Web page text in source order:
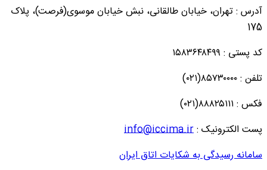
آدرس : تهران، خیابان طالقانی، نبش خیابان موسوی(فرصت)، پلاک
175
کد پستی : ۱۵۸۳۶۴۸۴۹۹
تلفن : ۸۵۷۳۰۰۰۰(۰۲۱)
فکس : ۸۸۸۲۵۱۱۱(۰۲۱)
پست الکترونیک :info@iccima.ir
سامانه رسیدگی به شکایات اتاق ایران